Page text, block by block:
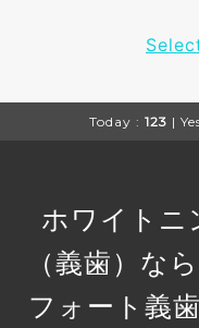
Today : 123 |
ホワイト
（義歯）な
フォート義歯